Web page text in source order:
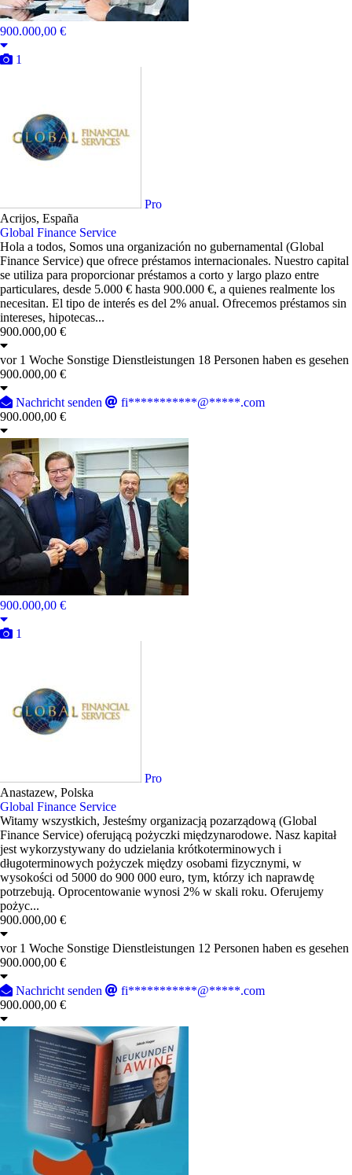
900.000,00 €
1
Pro
Acrijos, España
Global Finance Service
Hola a todos, Somos una organización no gubernamental (Global
Finance Service) que ofrece préstamos internacionales. Nuestro capital
se utiliza para proporcionar préstamos a corto y largo plazo entre
particulares, desde 5.000 € hasta 900.000 €, a quienes realmente los
necesitan. El tipo de interés es del 2% anual. Ofrecemos préstamos sin
intereses, hipotecas...
900.000,00 €
vor 1 Woche Sonstige Dienstleistungen 18 Personen haben es gesehen
900.000,00 €
Nachricht senden
fi***********@*****.com
900.000,00 €
900.000,00 €
1
Pro
Anastazew, Polska
Global Finance Service
Witamy wszystkich, Jesteśmy organizacją pozarządową (Global
Finance Service) oferującą pożyczki międzynarodowe. Nasz kapitał
jest wykorzystywany do udzielania krótkoterminowych i
długoterminowych pożyczek między osobami fizycznymi, w
wysokości od 5000 do 900 000 euro, tym, którzy ich naprawdę
potrzebują. Oprocentowanie wynosi 2% w skali roku. Oferujemy
pożyc...
900.000,00 €
vor 1 Woche Sonstige Dienstleistungen 12 Personen haben es gesehen
900.000,00 €
Nachricht senden
fi***********@*****.com
900.000,00 €